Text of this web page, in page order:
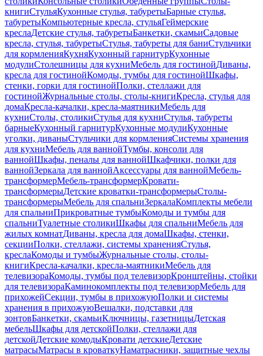
книгиСтульяКухонные стулья, табуретыБарные стулья,
табуретыКомпьютерные кресла, стульяГеймерские
креслаДетские стулья, табуретыБанкетки, скамьиСадовые
кресла, стулья, табуретыСтулья, табуреты для баниСтульчики
для кормленияКухняКухонный гарнитурКухонные
модулиСтолешницы для кухниМебель для гостинойДиваны,
кресла для гостинойКомоды, тумбы для гостинойШкафы,
стенки, горки для гостинойПолки, стеллажи для
гостинойЖурнальные столы, столы-книгиКресла, стулья для
домаКресла-качалки, кресла-маятникиМебель для
кухниСтолы, столикиСтулья для кухниСтулья, табуреты
барныеКухонный гарнитурКухонные модулиКухонные
уголки, диваныСтульчики для кормленияСистемы хранения
для кухниМебель для ваннойТумбы, консоли для
ваннойШкафы, пеналы для ваннойШкафчики, полки для
ваннойЗеркала для ваннойАксессуары для ваннойМебель-
трансформерМебель-трансформерКровати-
трансформерыДетские кроватки-трансформерыСтолы-
трансформерыМебель для спальниЗеркалаКомплекты мебели
для спальниПрикроватные тумбыКомоды и тумбы для
спальниТуалетные столикиШкафы для спальниМебель для
жилых комнатДиваны, кресла для домаШкафы, стенки,
секцииПолки, стеллажи, системы храненияСтулья,
креслаКомоды и тумбыЖурнальные столы, столы-
книгиКресла-качалки, кресла-маятникиМебель для
телевизораКомоды, тумбы под телевизорКронштейны, стойки
для телевизораКаминокомплекты под телевизорМебель для
прихожейСекции, тумбы в прихожуюПолки и системы
хранения в прихожуюВешалки, подставки для
зонтовБанкетки, скамьиКлючницы, газетницыДетская
мебельШкафы для детскойПолки, стеллажи для
детскойДетские комодыКровати детскиеДетские
матрасыМатрасы в кроваткуНаматрасники, защитные чехлы